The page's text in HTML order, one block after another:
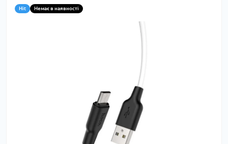
Hit Немає в наявності